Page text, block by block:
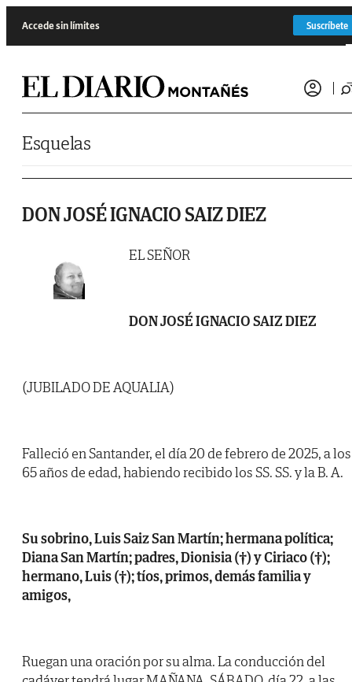
Accede sin límites Suscríbete
Esquelas
DON JOSÉ IGNACIO SAIZ DIEZ
EL SEÑOR
DON JOSÉ IGNACIO SAIZ DIEZ
(JUBILADO DE AQUALIA)
Falleció en Santander, el día 20 de febrero de 2025, a los
65 años de edad, habiendo recibido los SS. SS. y la B. A.
Su sobrino, Luis Saiz San Martín; hermana política;
Diana San Martín; padres, Dionisia (†) y Ciriaco (†);
hermano, Luis (†); tíos, primos, demás familia y
amigos,
Ruegan una oración por su alma. La conducción del